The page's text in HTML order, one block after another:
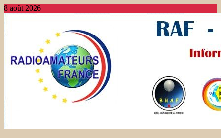
8 août 2026